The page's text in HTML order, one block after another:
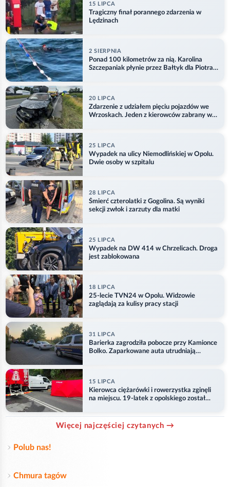
15 LIPCA
Tragiczny finał porannego zdarzenia w
Lędzinach
2 SIERPNIA
Ponad 100 kilometrów za nią. Karolina
Szczepaniak płynie przez Bałtyk dla Piotra.
20 LIPCA
Zdarzenie z udziałem pięciu pojazdów we
Wrzoskach. Jeden z kierowców zabrany w
25 LIPCA
Wypadek na ulicy Niemodlińskiej w Opolu.
Dwie osoby w szpitalu
28 LIPCA
Śmierć czterolatki z Gogolina. Są wyniki
sekcji zwłok i zarzuty dla matki
25 LIPCA
Wypadek na DW 414 w Chrzelicach. Droga
jest zablokowana
18 LIPCA
25-lecie TVN24 w Opolu. Widzowie
zaglądają za kulisy pracy stacji
31 LIPCA
Barierka zagrodziła pobocze przy Kamionce
Bolko. Zaparkowane auta utrudniają
15 LIPCA
Kierowca ciężarówki i rowerzystka zginęli
na miejscu. 19-latek z opolskiego został
Więcej najczęściej czytanych →
Polub nas!
Chmura tagów